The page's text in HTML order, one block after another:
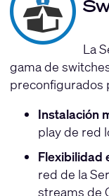
La
gama de
preconfigurados
Instalación
play de red
Flexibilidad
red de la
streams de